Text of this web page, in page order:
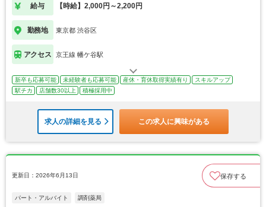
給与 【時給】2,000円～2,200円
勤務地 東京都 渋谷区
アクセス 京王線 幡ケ谷駅
新卒も応募可能 未経験者も応募可能 産休・育休取得実績有り
スキルアップ
駅チカ
店舗数30以上 積極採用中
求人の詳細を見る この求人に興味がある
更新日：2026年6月13日 保存する
パート・アルバイト 調剤薬局